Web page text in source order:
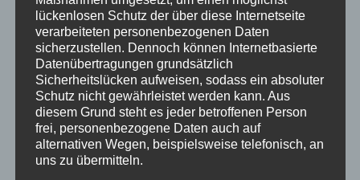
lückenlosen Schutz der über diese Internetseite
verarbeiteten personenbezogenen Daten
sicherzustellen. Dennoch können Internetbasierte
Datenübertragungen grundsätzlich
Sicherheitslücken aufweisen, sodass ein absoluter
Schutz nicht gewährleistet werden kann. Aus
diesem Grund steht es jeder betroffenen Person
frei, personenbezogene Daten auch auf
alternativen Wegen, beispielsweise telefonisch, an
uns zu übermitteln.